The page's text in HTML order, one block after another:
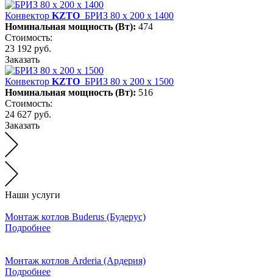
Конвектор KZTO БРИЗ 80 х 200 х 1400
Номинальная мощность (Вт): 474
Стоимость:
23 192 руб.
Заказать
Конвектор KZTO БРИЗ 80 х 200 х 1500
Номинальная мощность (Вт): 516
Стоимость:
24 627 руб.
Заказать
Наши услуги
Монтаж котлов Buderus (Будерус)
Подробнее
Монтаж котлов Arderia (Ардерия)
Подробнее